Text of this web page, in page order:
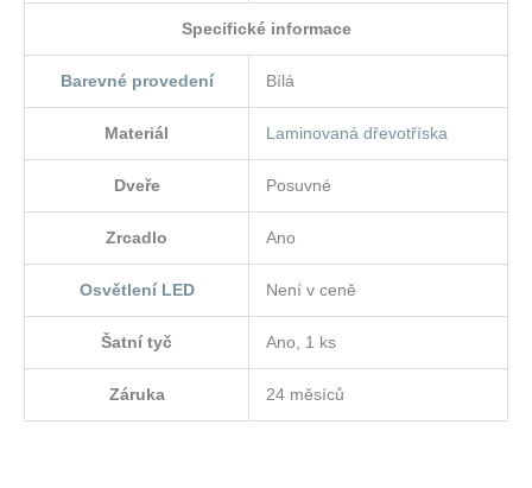
Specifické informace
Barevné provedení Bílá
Materiál Laminovaná dřevotříska
Dveře Posuvné
Zrcadlo Ano
Osvětlení LED Není v ceně
Šatní tyč Ano, 1 ks
Záruka 24 měsíců